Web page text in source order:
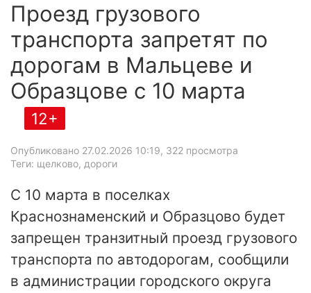
Проезд грузового
транспорта запретят по
дорогам в Мальцеве и
Образцове с 10 марта
12+
Опубликовано 27.02.2026 10:19, 322 просмотра
Теги: щелково, дороги
С 10 марта в поселках
Краснознаменский и Образцово будет
запрещен транзитный проезд грузового
транспорта по автодорогам, сообщили
в администрации городского округа